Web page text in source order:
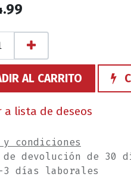
AL CARRITO
a lista de deseos
y condiciones
devolución de 30
3 días laborales